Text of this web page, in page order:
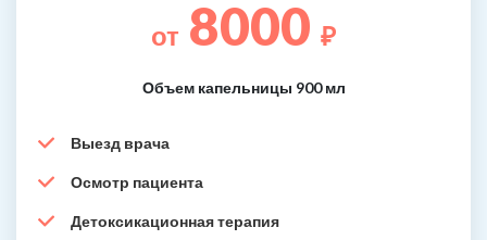
от 8000 ₽
Объем капельницы 900 мл
Выезд врача
Осмотр пациента
Детоксикационная терапия